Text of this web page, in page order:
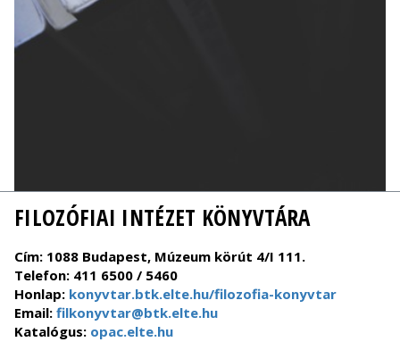
FILOZÓFIAI INTÉZET KÖNYVTÁRA
Cím: 1088 Budapest, Múzeum körút 4/I 111.
​​​​​​Telefon: 411 6500 / 5460
Honlap: konyvtar.btk.elte.hu/filozofia-konyvtar
Email: filkonyvtar@btk.elte.hu
Katalógus: opac.elte.hu